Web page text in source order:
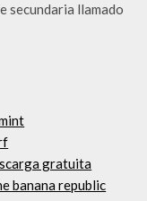
secundaria llamado
gratuita
banana republic